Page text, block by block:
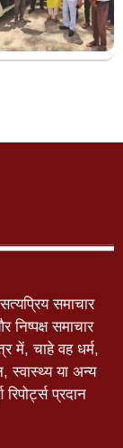
समाचार
समाचार
में, चाहे वह धर्म,
स्वास्थ्य या अन्य
प्रदान